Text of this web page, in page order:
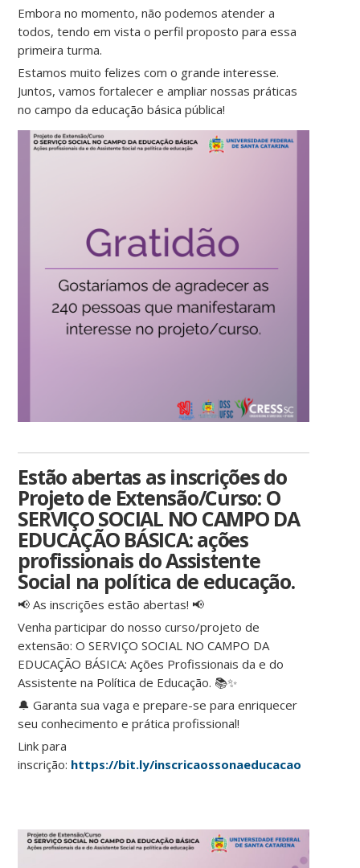
Embora no momento, não podemos atender a
todos, tendo em vista o perfil proposto para essa
primeira turma.
Estamos muito felizes com o grande interesse.
Juntos, vamos fortalecer e ampliar nossas práticas
no campo da educação básica pública!
Estão abertas as inscrições do
Projeto de Extensão/Curso: O
SERVIÇO SOCIAL NO CAMPO DA
EDUCAÇÃO BÁSICA: ações
profissionais do Assistente
Social na política de educação.
📢 As inscrições estão abertas! 📢
Venha participar do nosso curso/projeto de
extensão: O SERVIÇO SOCIAL NO CAMPO DA
EDUCAÇÃO BÁSICA: Ações Profissionais da e do
Assistente na Política de Educação. 📚✨
🔔 Garanta sua vaga e prepare-se para enriquecer
seu conhecimento e prática profissional!
Link para
inscrição: https://bit.ly/inscricaossonaeducacao